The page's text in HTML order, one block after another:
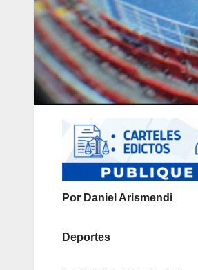
Por Daniel Arismendi
Deportes